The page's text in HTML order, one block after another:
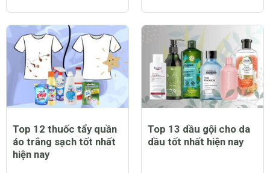
Top 12 thuốc tẩy quần
áo trắng sạch tốt nhất
hiện nay
Top 13 dầu gội cho da
dầu tốt nhất hiện nay